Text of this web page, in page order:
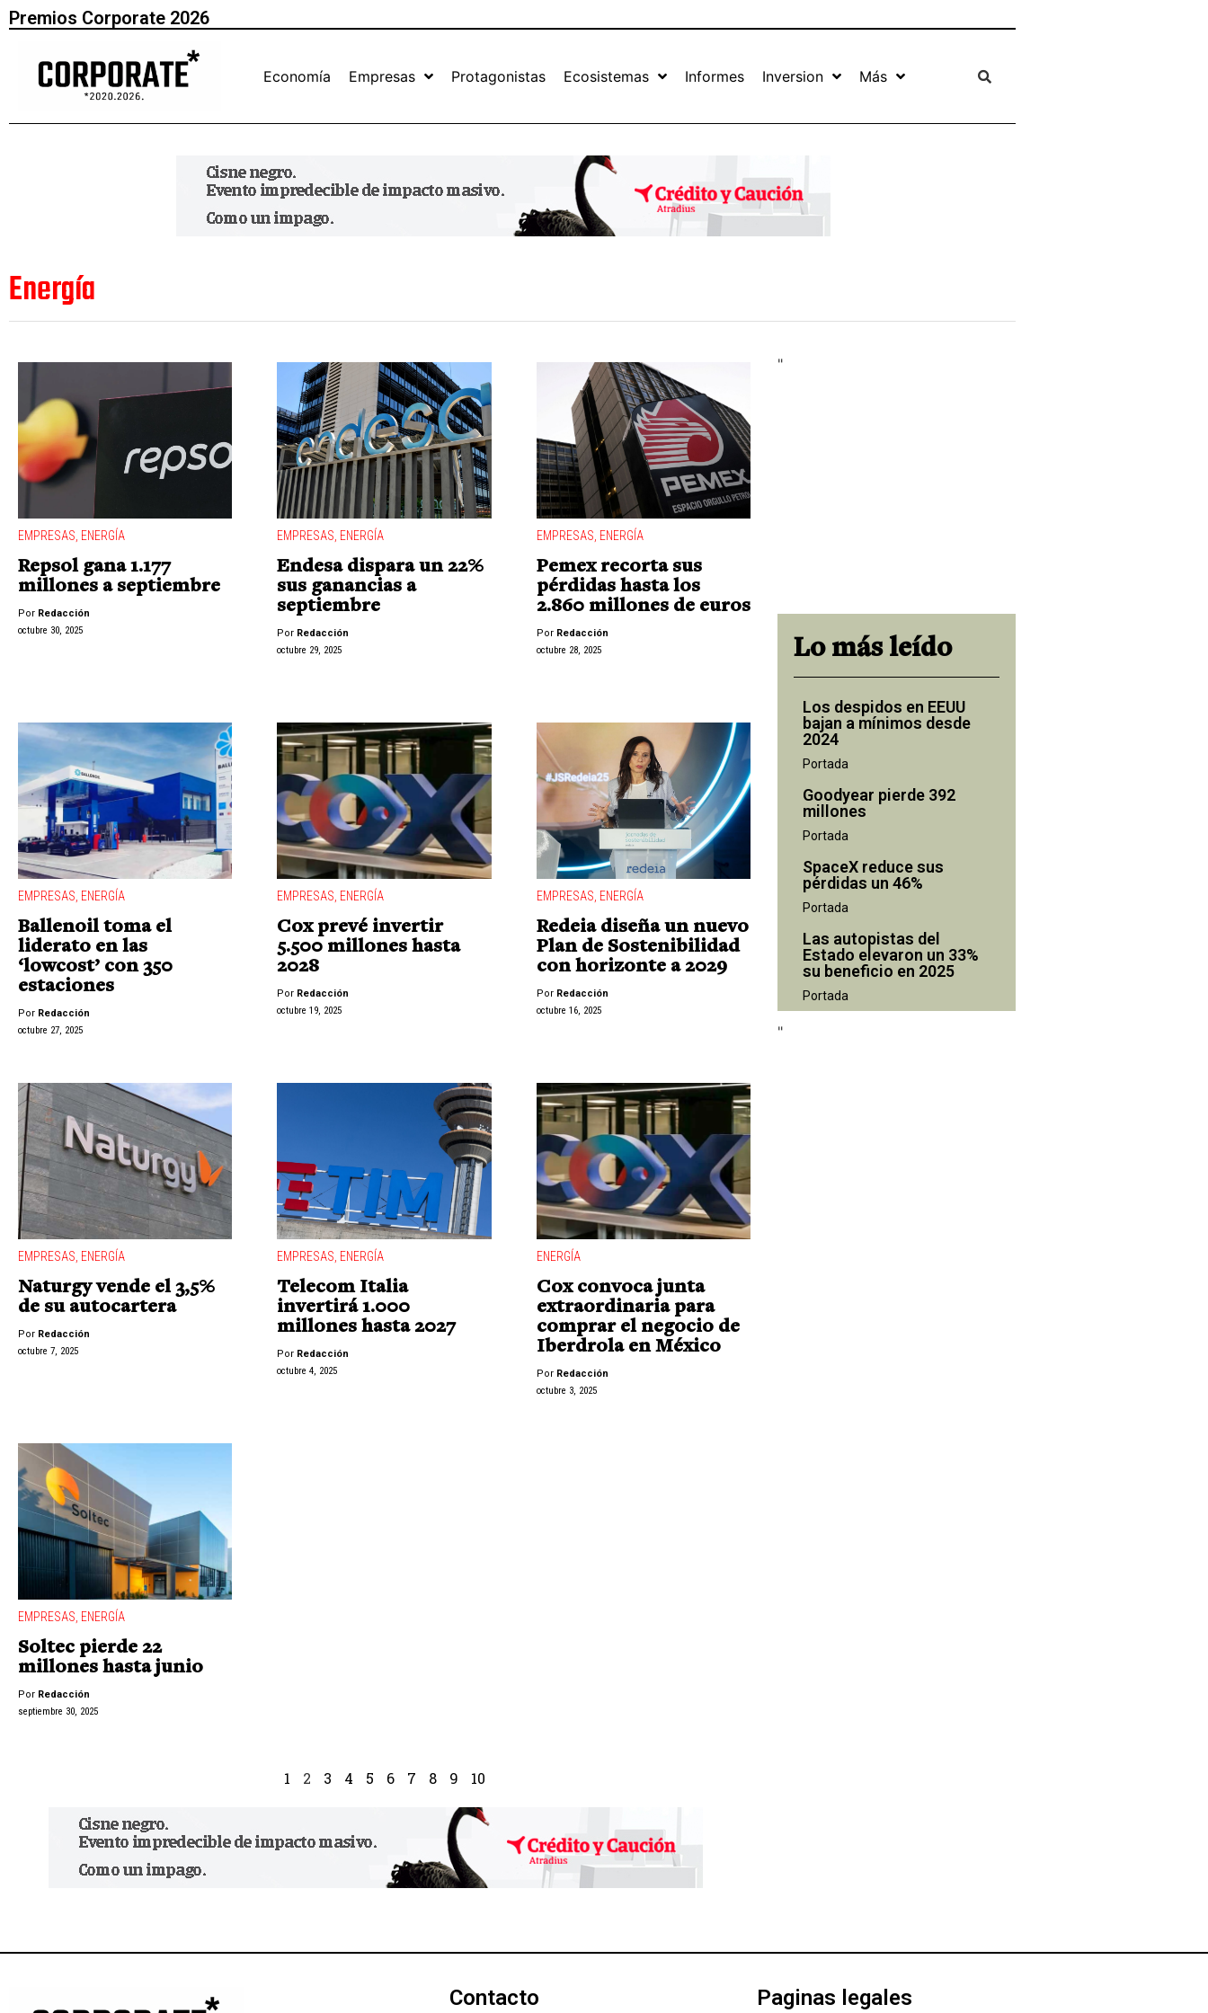
Premios Corporate 2026
Economía Empresas Protagonistas Ecosistemas Informes Inversion Más
Energía
EMPRESAS, ENERGÍA
Repsol gana 1.177
millones a septiembre
Por Redacción
octubre 30, 2025
EMPRESAS, ENERGÍA
Endesa dispara un 22%
sus ganancias a
septiembre
Por Redacción
octubre 29, 2025
EMPRESAS, ENERGÍA
Pemex recorta sus
pérdidas hasta los
2.860 millones de euros
Por Redacción
octubre 28, 2025
EMPRESAS, ENERGÍA
Ballenoil toma el
liderato en las
‘lowcost’ con 350
estaciones
Por Redacción
octubre 27, 2025
EMPRESAS, ENERGÍA
Cox prevé invertir
5.500 millones hasta
2028
Por Redacción
octubre 19, 2025
EMPRESAS, ENERGÍA
Redeia diseña un nuevo
Plan de Sostenibilidad
con horizonte a 2029
Por Redacción
octubre 16, 2025
EMPRESAS, ENERGÍA
Naturgy vende el 3,5%
de su autocartera
Por Redacción
octubre 7, 2025
EMPRESAS, ENERGÍA
Telecom Italia
invertirá 1.000
millones hasta 2027
Por Redacción
octubre 4, 2025
ENERGÍA
Cox convoca junta
extraordinaria para
comprar el negocio de
Iberdrola en México
Por Redacción
octubre 3, 2025
EMPRESAS, ENERGÍA
Soltec pierde 22
millones hasta junio
Por Redacción
septiembre 30, 2025
1 2 3 4 5 6 7 8 9 10
"
Lo más leído
Los despidos en EEUU
bajan a mínimos desde
2024
Portada
Goodyear pierde 392
millones
Portada
SpaceX reduce sus
pérdidas un 46%
Portada
Las autopistas del
Estado elevaron un 33%
su beneficio en 2025
Portada
"
Contacto Paginas legales